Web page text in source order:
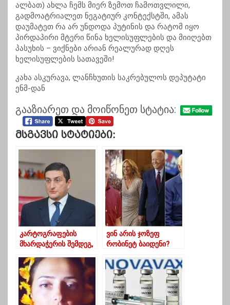
ალბათ) ახლა ჩემს მიერ ზემოთ ჩამოთვლილი,
გადმოატრიალეთ ნეგატიურ კონტექსტში, ამას
დაუმატეთ რა არ უნდოდა პუტინის და რატომ იყო
პირდაპირი მტერი წინა ხელისუფლების და მიიღებთ
პასუხის – ვიქნები არიან რეალურად დღეს
ხელისუფლების სათავეში!
კახა ასკურავა, ლანჩხუთის საკრებულოს დეპუტატი
ენმ-დან
გააზიარეთ და მოიწონეთ სტატია:
Მსგავსი Სტატიები:
კარტოგრაფების
მხარდაჭერის შემდეგ,
საქართველოს ელჩი
რეზერვში გადაჰყავთ
ვინ არის ჯოზეფ
რობინეტ ბაიდენი?